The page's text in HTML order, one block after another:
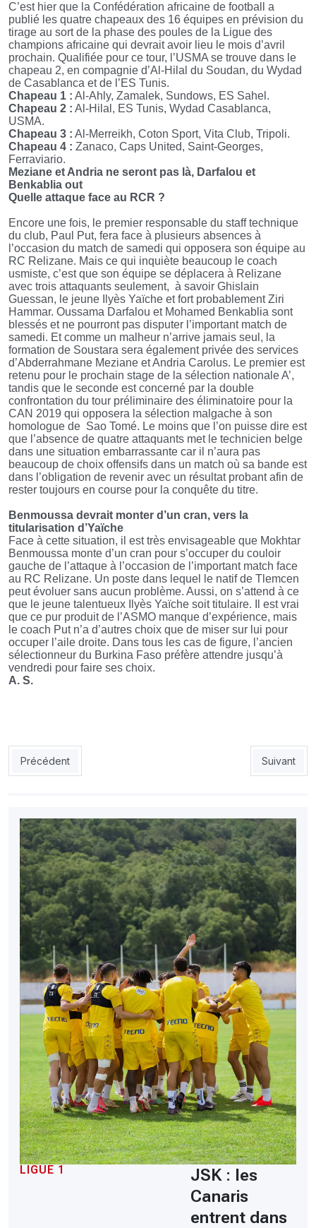
C’est hier que la Confédération africaine de football a
publié les quatre chapeaux des 16 équipes en prévision du
tirage au sort de la phase des poules de la Ligue des
champions africaine qui devrait avoir lieu le mois d’avril
prochain. Qualifiée pour ce tour, l’USMA se trouve dans le
chapeau 2, en compagnie d’Al-Hilal du Soudan, du Wydad
de Casablanca et de l’ES Tunis.
Chapeau 1 : Al-Ahly, Zamalek, Sundows, ES Sahel.
Chapeau 2 : Al-Hilal, ES Tunis, Wydad Casablanca,
USMA.
Chapeau 3 : Al-Merreikh, Coton Sport, Vita Club, Tripoli.
Chapeau 4 : Zanaco, Caps United, Saint-Georges,
Ferraviario.
Meziane et Andria ne seront pas là, Darfalou et
Benkablia out
Quelle attaque face au RCR ?
Encore une fois, le premier responsable du staff technique
du club, Paul Put, fera face à plusieurs absences à
l’occasion du match de samedi qui opposera son équipe au
RC Relizane. Mais ce qui inquiète beaucoup le coach
usmiste, c’est que son équipe se déplacera à Relizane
avec trois attaquants seulement, à savoir Ghislain
Guessan, le jeune Ilyès Yaïche et fort probablement Ziri
Hammar. Oussama Darfalou et Mohamed Benkablia sont
blessés et ne pourront pas disputer l’important match de
samedi. Et comme un malheur n’arrive jamais seul, la
formation de Soustara sera également privée des services
d’Abderrahmane Meziane et Andria Carolus. Le premier est
retenu pour le prochain stage de la sélection nationale A’,
tandis que le seconde est concerné par la double
confrontation du tour préliminaire des éliminatoire pour la
CAN 2019 qui opposera la sélection malgache à son
homologue de Sao Tomé. Le moins que l’on puisse dire est
que l’absence de quatre attaquants met le technicien belge
dans une situation embarrassante car il n’aura pas
beaucoup de choix offensifs dans un match où sa bande est
dans l’obligation de revenir avec un résultat probant afin de
rester toujours en course pour la conquête du titre.
Benmoussa devrait monter d’un cran, vers la
titularisation d’Yaïche
Face à cette situation, il est très envisageable que Mokhtar
Benmoussa monte d’un cran pour s’occuper du couloir
gauche de l’attaque à l’occasion de l’important match face
au RC Relizane. Un poste dans lequel le natif de Tlemcen
peut évoluer sans aucun problème. Aussi, on s’attend à ce
que le jeune talentueux Ilyès Yaïche soit titulaire. Il est vrai
que ce pur produit de l’ASMO manque d’expérience, mais
le coach Put n’a d’autres choix que de miser sur lui pour
occuper l’aile droite. Dans tous les cas de figure, l’ancien
sélectionneur du Burkina Faso préfère attendre jusqu’à
vendredi pour faire ses choix.
A. S.
Article précédent : Les Chnaoua menacent boycotter le clasico
Précédent Article
Suivant
LIGUE 1
JSK : les
Canaris
entrent dans